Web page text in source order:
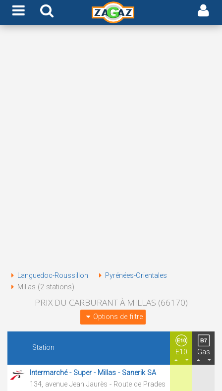
Languedoc-Roussillon
Pyrénées-Orientales
Millas (2 stations)
PRIX DU CARBURANT À MILLAS (66170)
Options de filtre
Station
E10 Gas
Intermarché - Super - Millas - Sanerik SA
134, avenue Jean Jaurès - Route de Prades